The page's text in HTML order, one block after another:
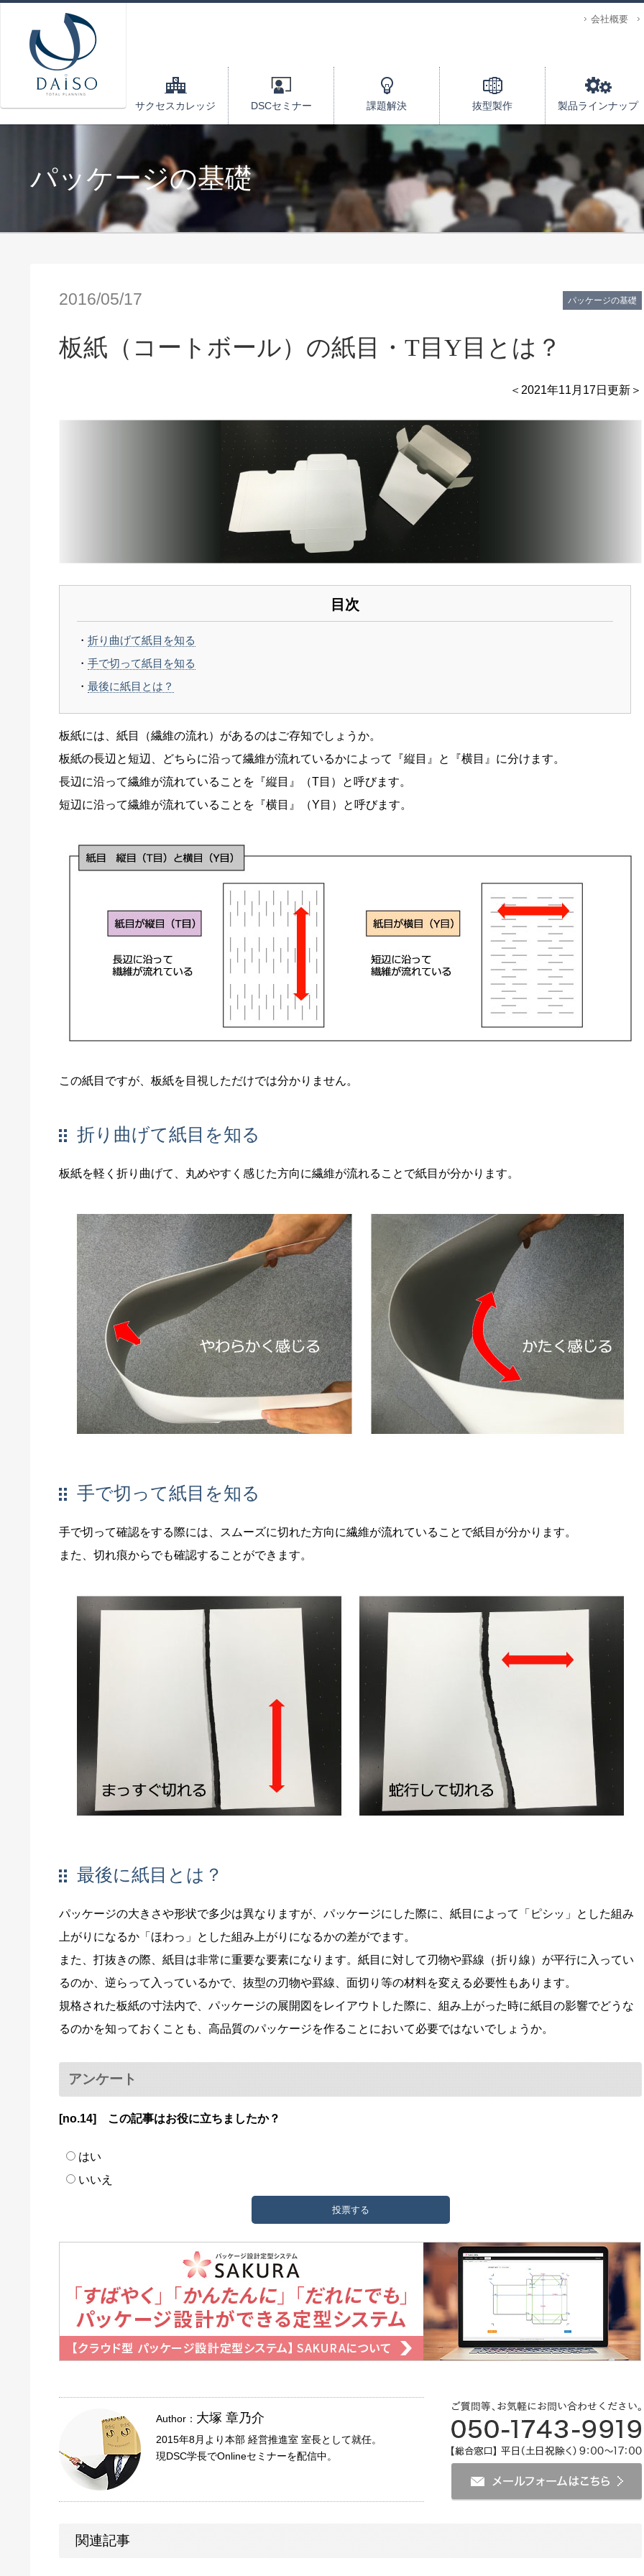
会社概要
サクセスカレッジ DSCセミナー 課題解決 抜型製作 製品ラインナップ
パッケージの基礎
2016/05/17 パッケージの基礎
板紙（コートボール）の紙目・T目Y目とは？
＜2021年11月17日更新＞
目次
折り曲げて紙目を知る
手で切って紙目を知る
最後に紙目とは？
板紙には、紙目（繊維の流れ）があるのはご存知でしょうか。
板紙の長辺と短辺、どちらに沿って繊維が流れているかによって『縦目』と『横目』に分けます。
長辺に沿って繊維が流れていることを『縦目』（T目）と呼びます。
短辺に沿って繊維が流れていることを『横目』（Y目）と呼びます。
この紙目ですが、板紙を目視しただけでは分かりません。
折り曲げて紙目を知る
板紙を軽く折り曲げて、丸めやすく感じた方向に繊維が流れることで紙目が分かります。
手で切って紙目を知る
手で切って確認をする際には、スムーズに切れた方向に繊維が流れていることで紙目が分かります。
また、切れ痕からでも確認することができます。
最後に紙目とは？
パッケージの大きさや形状で多少は異なりますが、パッケージにした際に、紙目によって「ピシッ」とした組み
上がりになるか「ほわっ」とした組み上がりになるかの差がでます。
また、打抜きの際、紙目は非常に重要な要素になります。紙目に対して刃物や罫線（折り線）が平行に入ってい
るのか、逆らって入っているかで、抜型の刃物や罫線、面切り等の材料を変える必要性もあります。
規格された板紙の寸法内で、パッケージの展開図をレイアウトした際に、組み上がった時に紙目の影響でどうな
るのかを知っておくことも、高品質のパッケージを作ることにおいて必要ではないでしょうか。
アンケート
[no.14] この記事はお役に立ちましたか？
はい
いいえ
Author： 大塚 章乃介
2015年8月より本部 経営推進室 室長として就任。
現DSC学長でOnlineセミナーを配信中。
関連記事